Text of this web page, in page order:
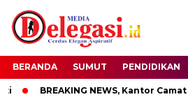
BERANDA SUMUT PENDIDIKAN
BREAKING NEWS, Kantor